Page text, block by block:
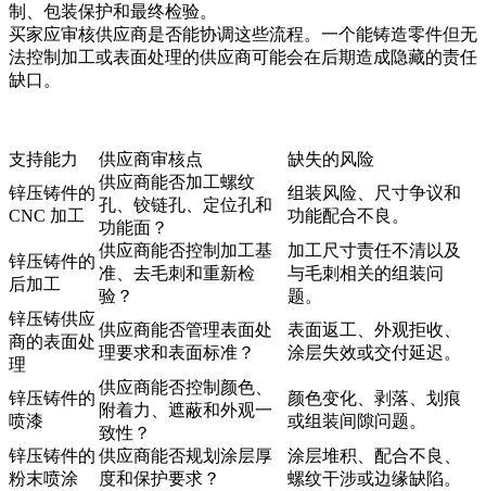
制、包装保护和最终检验。
买家应审核供应商是否能协调这些流程。一个能铸造零件但无
法控制加工或表面处理的供应商可能会在后期造成隐藏的责任
缺口。
支持能力 供应商审核点
缺失的风险
锌压铸件的
CNC 加工
供应商能否加工螺纹
孔、铰链孔、定位孔和
功能面？
组装风险、尺寸争议和
功能配合不良。
锌压铸件的
后加工
供应商能否控制加工基
准、去毛刺和重新检
验？
加工尺寸责任不清以及
与毛刺相关的组装问
题。
锌压铸供应
商的表面处
理
供应商能否管理表面处
理要求和表面标准？
表面返工、外观拒收、
涂层失效或交付延迟。
锌压铸件的
喷漆
供应商能否控制颜色、
附着力、遮蔽和外观一
致性？
颜色变化、剥落、划痕
或组装间隙问题。
锌压铸件的
粉末喷涂
供应商能否规划涂层厚
度和保护要求？
涂层堆积、配合不良、
螺纹干涉或边缘缺陷。